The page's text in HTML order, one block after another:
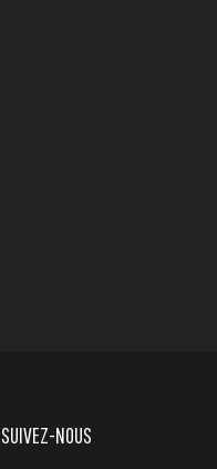
SUIVEZ-NOUS